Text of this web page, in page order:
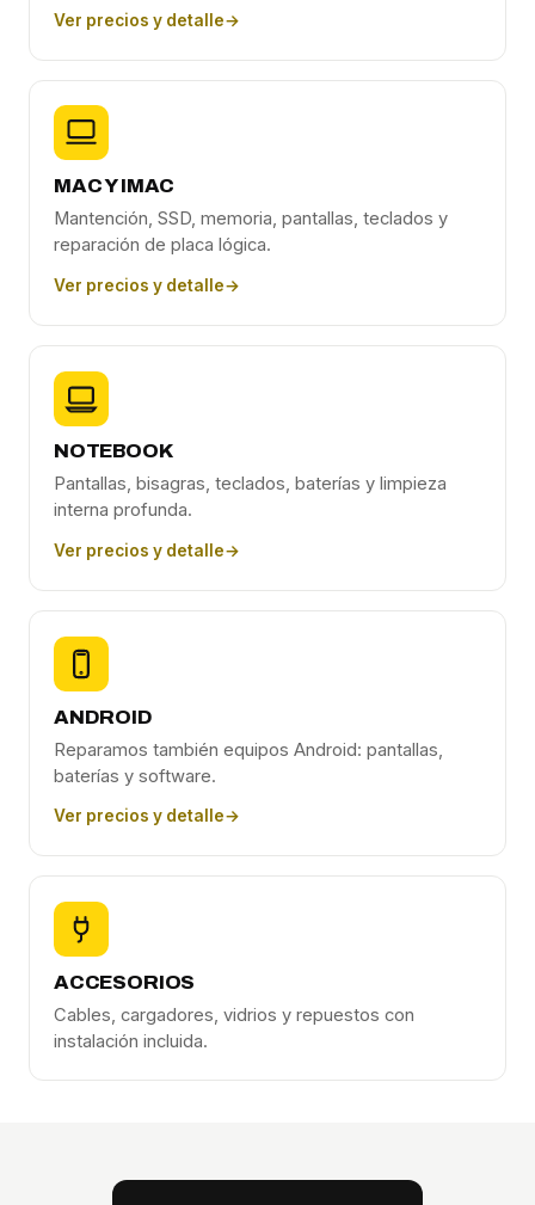
Ver precios y detalle→
MAC Y IMAC
Mantención, SSD, memoria, pantallas, teclados y
reparación de placa lógica.
Ver precios y detalle→
NOTEBOOK
Pantallas, bisagras, teclados, baterías y limpieza
interna profunda.
Ver precios y detalle→
ANDROID
Reparamos también equipos Android: pantallas,
baterías y software.
Ver precios y detalle→
ACCESORIOS
Cables, cargadores, vidrios y repuestos con
instalación incluida.